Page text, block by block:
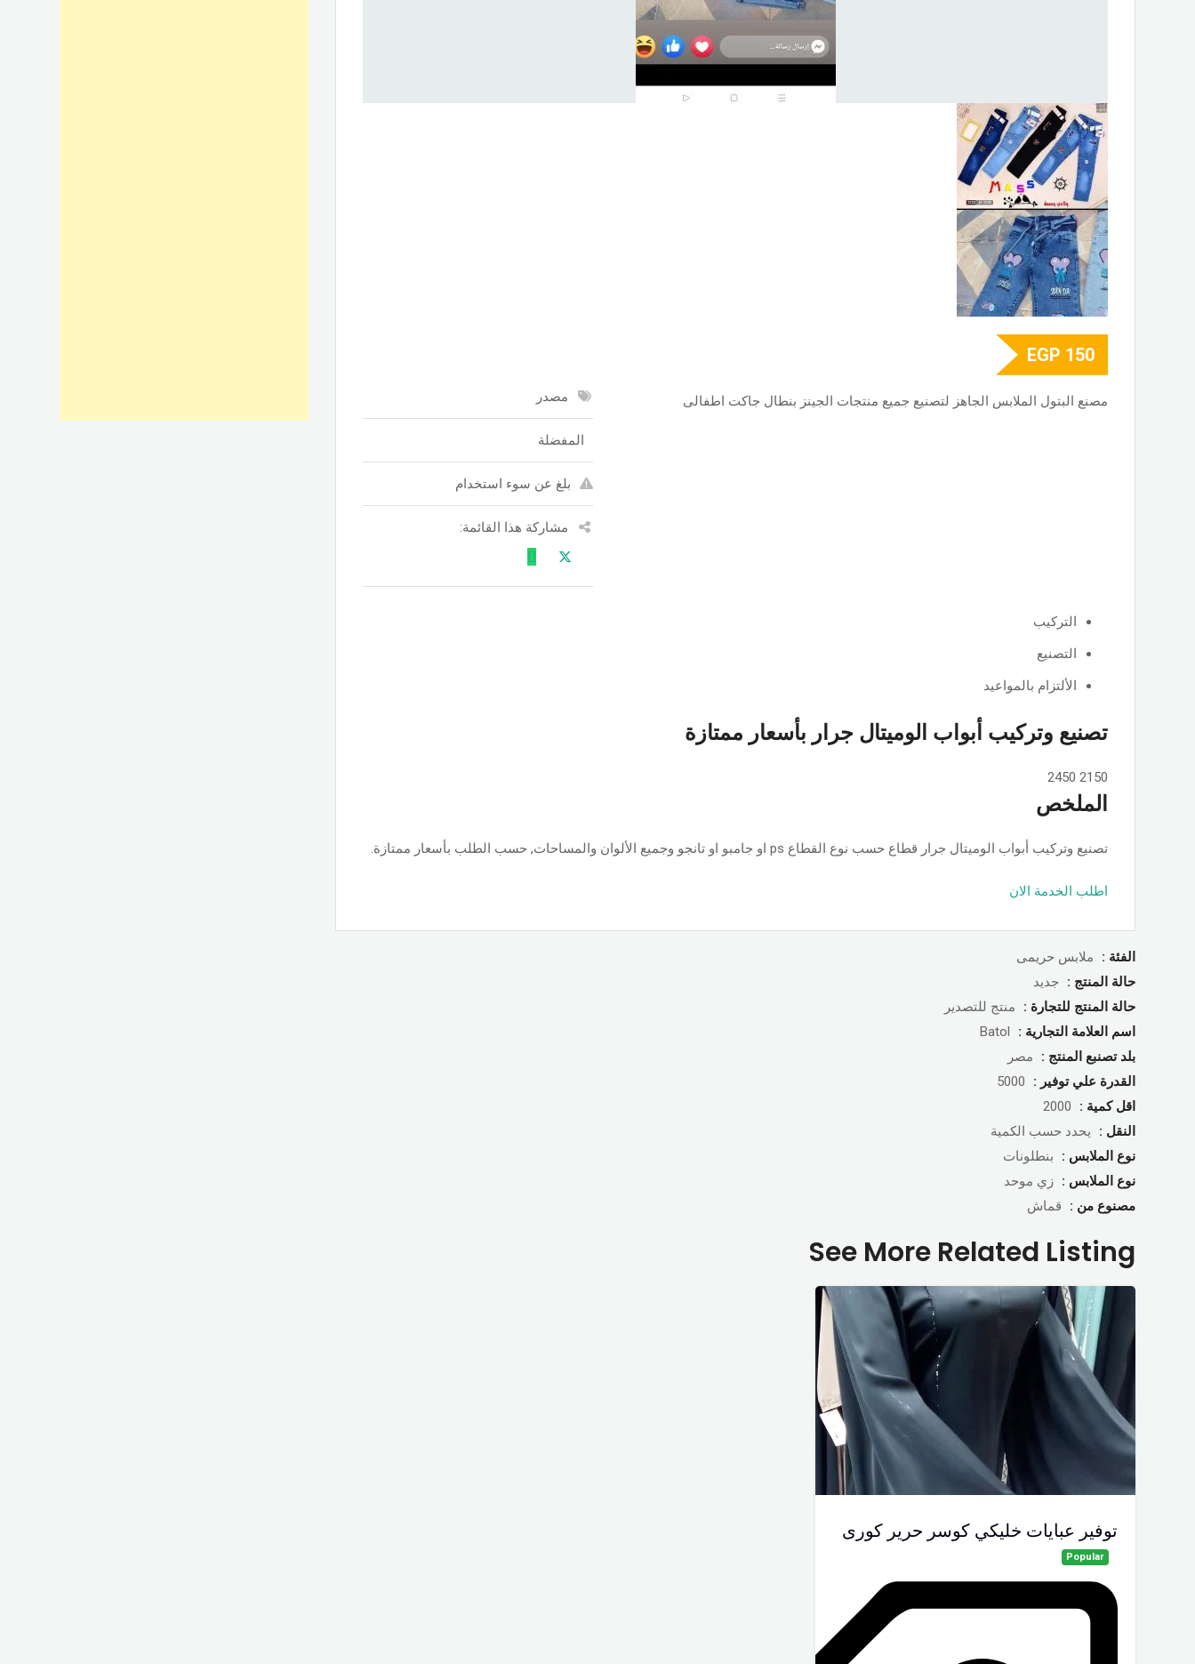
EGP 150
مصنع البتول الملابس الجاهز لتصنيع جميع منتجات الجينز بنطال جاكت اطفالى مصدر
المفضلة
بلغ عن سوء استخدام
مشاركة هذا القائمة:
التركيب
التصنيع
الألتزام بالمواعيد
تصنيع وتركيب أبواب الوميتال جرار بأسعار ممتازة
2150
2450
الملخص
تصنيع وتركيب أبواب الوميتال جرار قطاع حسب نوع القطاع ps او جامبو او تانجو وجميع الألوان والمساحات, حسب الطلب بأسعار ممتازة.
اطلب الخدمة الان
الفئة :
ملابس حريمى
حالة المنتج :
جديد
حالة المنتج للتجارة :
منتج للتصدير
اسم العلامة التجارية :
Batol
بلد تصنبع المنتج :
مصر
القدرة علي توفير :
5000
اقل كمية :
2000
النقل :
يحدد حسب الكمية
نوع الملابس :
بنطلونات
نوع الملابس : زي موحد
مصنوع من :
قماش
See More Related Listing
توفير عبايات خليكي كوسر حرير كورى
Popular